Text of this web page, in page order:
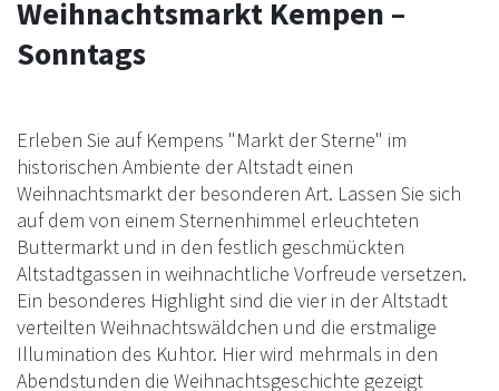
Weihnachtsmarkt Kempen –
Sonntags
Erleben Sie auf Kempens "Markt der Sterne" im
historischen Ambiente der Altstadt einen
Weihnachtsmarkt der besonderen Art. Lassen Sie sich
auf dem von einem Sternenhimmel erleuchteten
Buttermarkt und in den festlich geschmückten
Altstadtgassen in weihnachtliche Vorfreude versetzen.
Ein besonderes Highlight sind die vier in der Altstadt
verteilten Weihnachtswäldchen und die erstmalige
Illumination des Kuhtor. Hier wird mehrmals in den
Abendstunden die Weihnachtsgeschichte gezeigt